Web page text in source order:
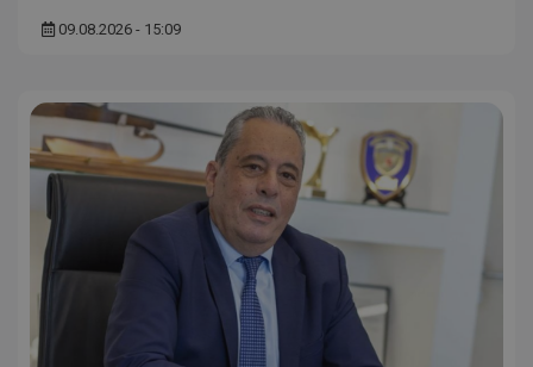
09.08.2026 - 15:09